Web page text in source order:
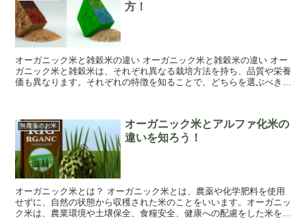
方！
オーガニック米と雑穀米の違い オーガニック米と雑穀米の違い オー
ガニック米と雑穀米は、それぞれ異なる栽培方法を持ち、品質や栄養
価も異なります。それぞれの特徴を知ることで、どちらを選ぶべきか
無農薬のお米
オーガニック米とアルファ化米の
違いを知ろう！
オーガニック米とは？ オーガニック米とは、農薬や化学肥料を使用
せずに、自然の状態から収穫された米のことをいいます。オーガニッ
ク米は、農業環境や土壌保全、食糧安全、健康への配慮をした米を指